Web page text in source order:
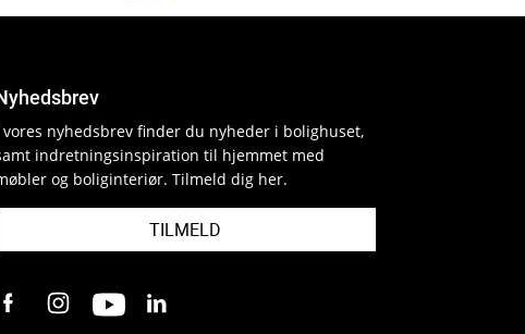
vores nyhedsbrev finder du nyheder i bolighuset,
indretningsinspiration til hjemmet med
og boliginteriør. Tilmeld dig her.
TILMELD